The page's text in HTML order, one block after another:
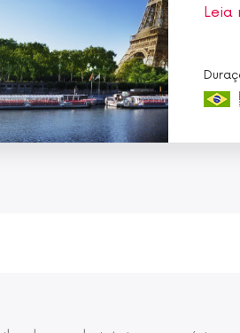
Leia